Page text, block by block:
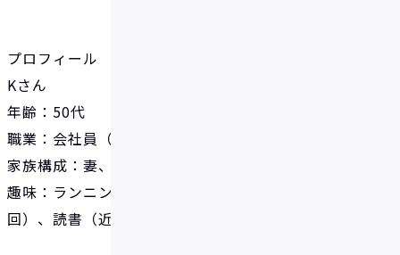
プロフィール
Kさん
年齢：50代
職業：会社員（製造業）
家族構成：妻、子ども1人
趣味：ランニング（週2回）、スキー（年2～3
回）、読書（近現代史）